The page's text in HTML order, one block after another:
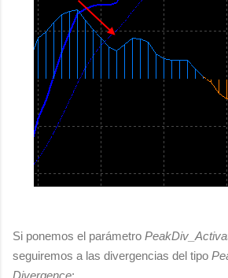
Si ponemos el parámetro
seguiremos a las divergencias del tipo
Divergence: